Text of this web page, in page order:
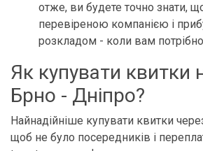
отже, ви будете точно знати,
перевіреною компанією і
розкладом - коли вам
Як купувати квитки
Брно - Дніпро?
Найнадійніше купувати квитки
щоб не було посередників і